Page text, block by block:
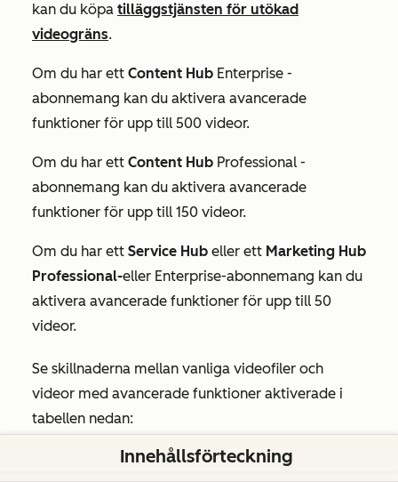
kan du köpa tilläggstjänsten för utökad
videogräns.
Om du har ett Content Hub Enterprise -
abonnemang kan du aktivera avancerade
funktioner för upp till 500 videor.
Om du har ett Content Hub Professional -
abonnemang kan du aktivera avancerade
funktioner för upp till 150 videor.
Om du har ett Service Hub eller ett Marketing Hub
Professional-eller Enterprise-abonnemang kan du
aktivera avancerade funktioner för upp till 50
videor.
Se skillnaderna mellan vanliga videofiler och
videor med avancerade funktioner aktiverade i
tabellen nedan:
Avancerade Avancerade
Innehållsförteckning